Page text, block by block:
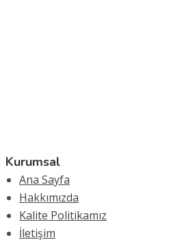
Kurumsal
Ana Sayfa
Hakkımızda
Kalite Politikamız
İletişim